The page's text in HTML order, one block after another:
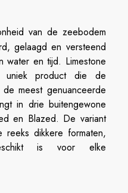
van de zeebodem
gelaagd en versteend
water en tijd. Limestone
uniek product die de
meest genuanceerde
in drie buitengewone
en Blazed. De variant
reeks dikkere formaten,
is voor elke